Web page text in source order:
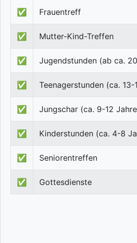
✅ Frauentreff
✅ Mutter-Kind-Treffen
✅ Jugendstunden (ab ca.
✅ Teenagerstunden (ca. 13-
✅ Jungschar (ca. 9-12
✅ Kinderstunden (ca. 4-8
✅ Seniorentreffen
✅ Gottesdienste